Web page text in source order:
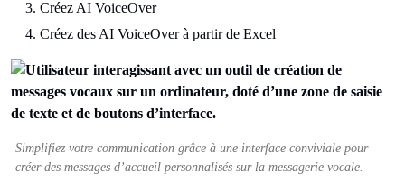
Créez AI VoiceOver
Créez des AI VoiceOver à partir de Excel
Simplifiez votre communication grâce à une interface conviviale pour
créer des messages d’accueil personnalisés sur la messagerie vocale.